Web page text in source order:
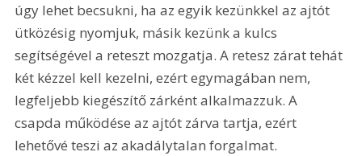
úgy lehet becsukni, ha az egyik kezünkkel az ajtót
ütközésig nyomjuk, másik kezünk a kulcs
segítségével a reteszt mozgatja. A retesz zárat tehát
két kézzel kell kezelni, ezért egymagában nem,
legfeljebb kiegészítő zárként alkalmazzuk. A
csapda működése az ajtót zárva tartja, ezért
lehetővé teszi az akadálytalan forgalmat.